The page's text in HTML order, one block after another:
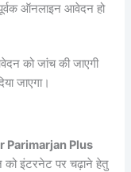
ऑनलाइन आवेदन हो
को जांच की जाएगी
जाएगा।
Parimarjan Plus
को इंटरनेट पर चढ़ाने हेतु